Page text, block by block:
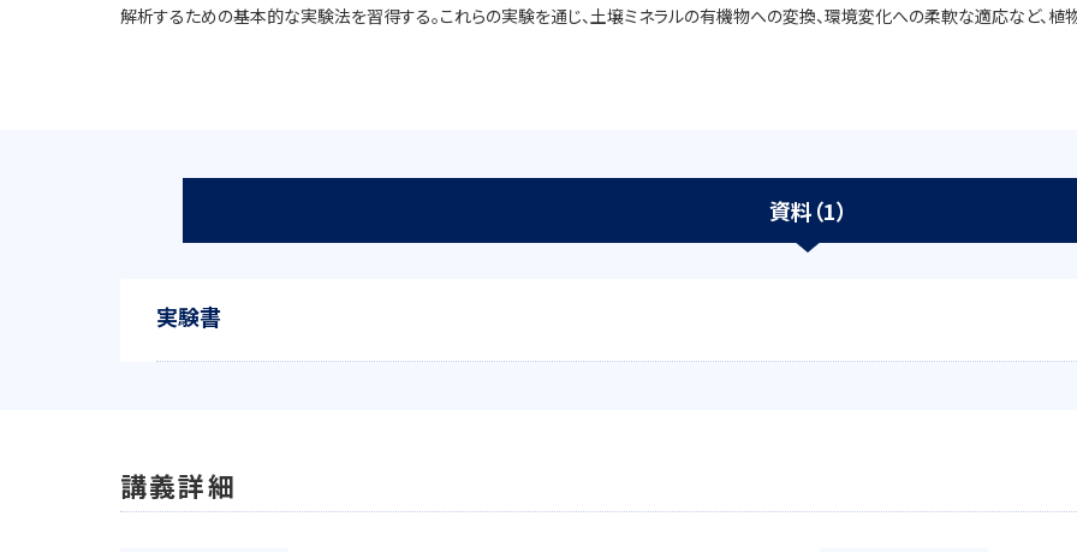
解析するための基本的な実験法を習得する。これらの実験を通じ、土壌ミネラルの有機物への変換、環境変化への柔軟な適応など、植
資料（1）
実験書
講義詳細